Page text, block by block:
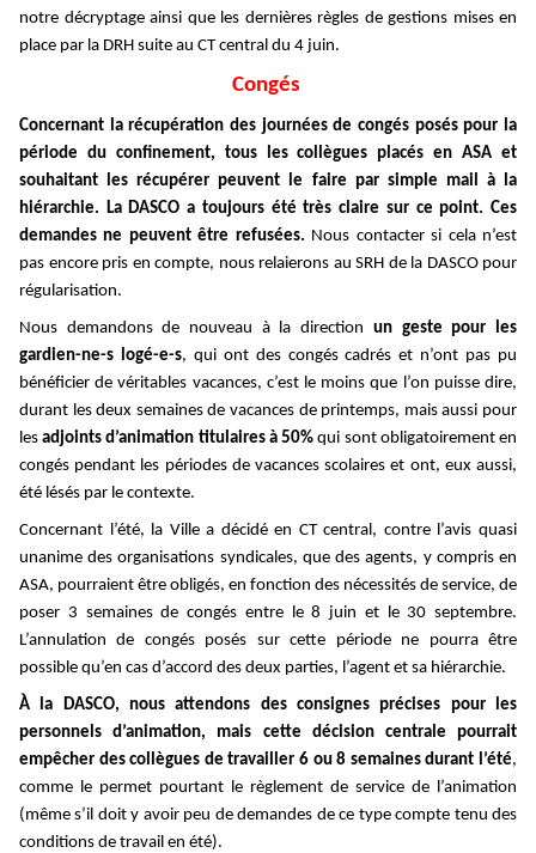
notre décryptage ainsi que les dernières règles de gestions mises en
place par la DRH suite au CT central du 4 juin.
Congés
Concernant la récupération des journées de congés posés pour la
période du confinement, tous les collègues placés en ASA et
souhaitant les récupérer peuvent le faire par simple mail à la
hiérarchie. La DASCO a toujours été très claire sur ce point. Ces
demandes ne peuvent être refusées. Nous contacter si cela n’est
pas encore pris en compte, nous relaierons au SRH de la DASCO pour
régularisation.
Nous demandons de nouveau à la direction un geste pour les
gardien-ne-s logé-e-s, qui ont des congés cadrés et n’ont pas pu
bénéficier de véritables vacances, c’est le moins que l’on puisse dire,
durant les deux semaines de vacances de printemps, mais aussi pour
lesadjoints d’animation titulaires à 50% qui sont obligatoirement en
congés pendant les périodes de vacances scolaires et ont, eux aussi,
été lésés par le contexte.
Concernant l’été, la Ville a décidé en CT central, contre l’avis quasi
unanime des organisations syndicales, que des agents, y compris en
ASA, pourraient être obligés, en fonction des nécessités de service, de
poser 3 semaines de congés entre le 8 juin et le 30 septembre.
L’annulation de congés posés sur cette période ne pourra être
possible qu’en cas d’accord des deux parties, l’agent et sa hiérarchie.
À la DASCO, nous attendons des consignes précises pour les
personnels d’animation, mais cette décision centrale pourrait
empêcher des collègues de travailler 6 ou 8 semaines durant l’été,
comme le permet pourtant le règlement de service de l’animation
(même s’il doit y avoir peu de demandes de ce type compte tenu des
conditions de travail en été).